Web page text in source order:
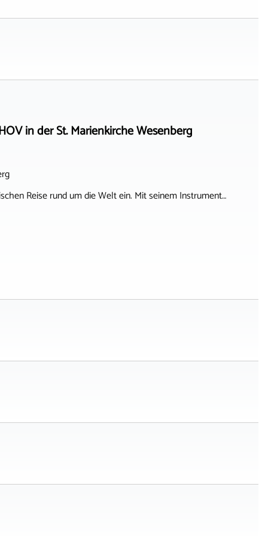
in der St. Marienkirche Wesenberg
Reise rund um die Welt ein. Mit seinem Instrument…